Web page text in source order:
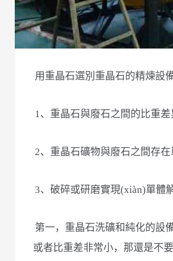
用重晶石選別重晶石的精煉設
1、重晶石與廢石之間的比重
2、重晶石礦物與廢石之間存在
3、破碎或研磨實現(xiàn)單體
第一，重晶石洗礦和純化的設
或者比重差非常小，那還是不